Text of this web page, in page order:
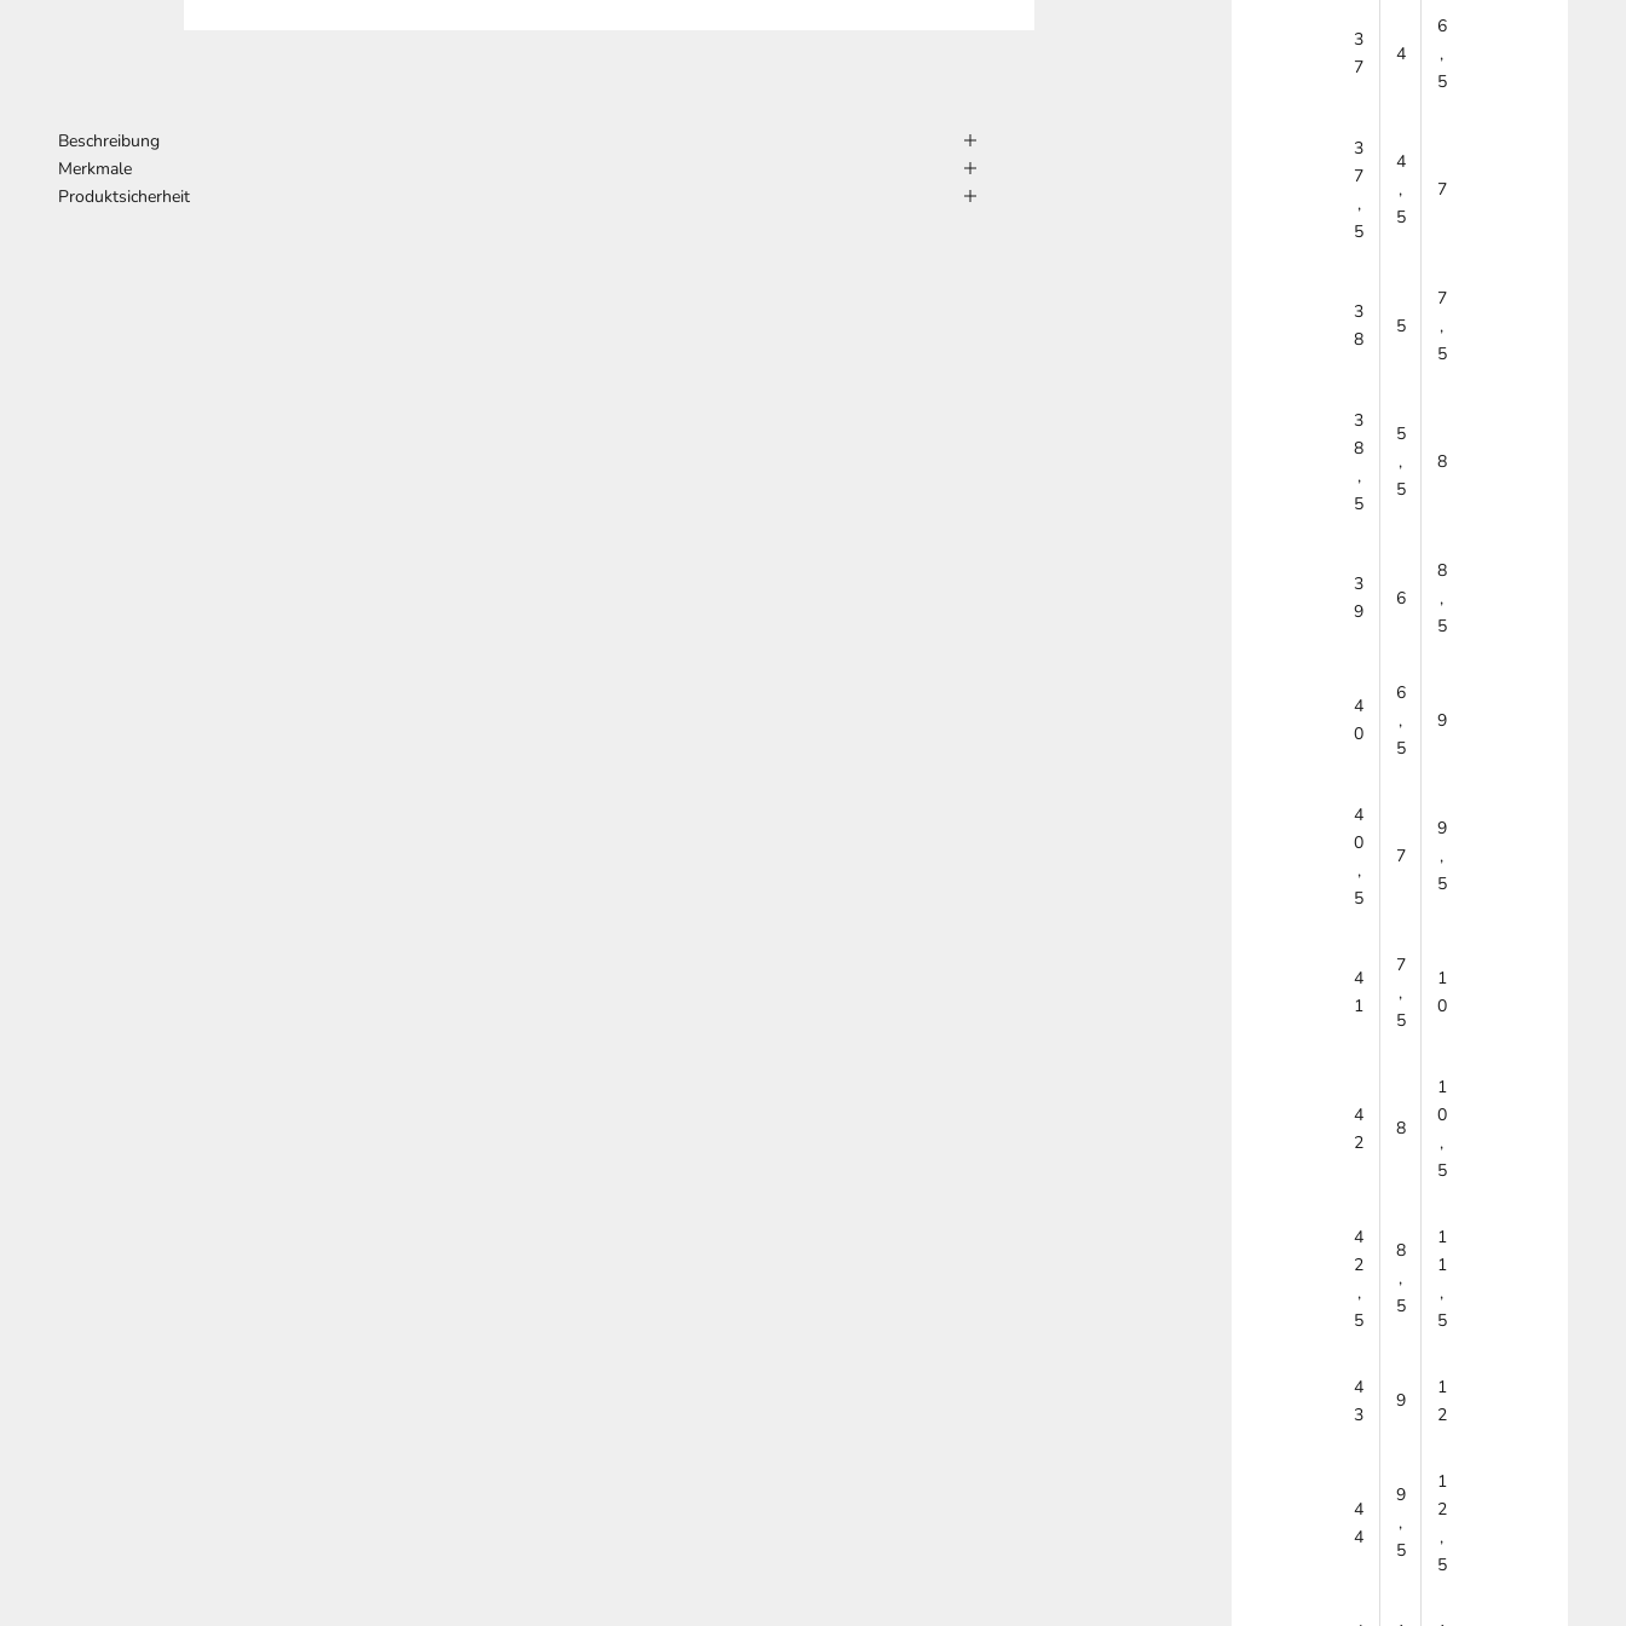
3
7
4
6
,
5
3
7
,
5
4
,
5
7
3
8
5
7
,
5
3
8
,
5
5
,
5
8
3
9
6
8
,
5
4
0
6
,
5
9
4
0
,
5
7
9
,
5
4
1
7
,
5
1
0
4
2
8
1
0
,
5
4
2
,
5
8
,
5
1
1
,
5
4
3
9
1
2
4
4
9
,
5
1
2
,
5
Beschreibung
Merkmale
Produktsicherheit